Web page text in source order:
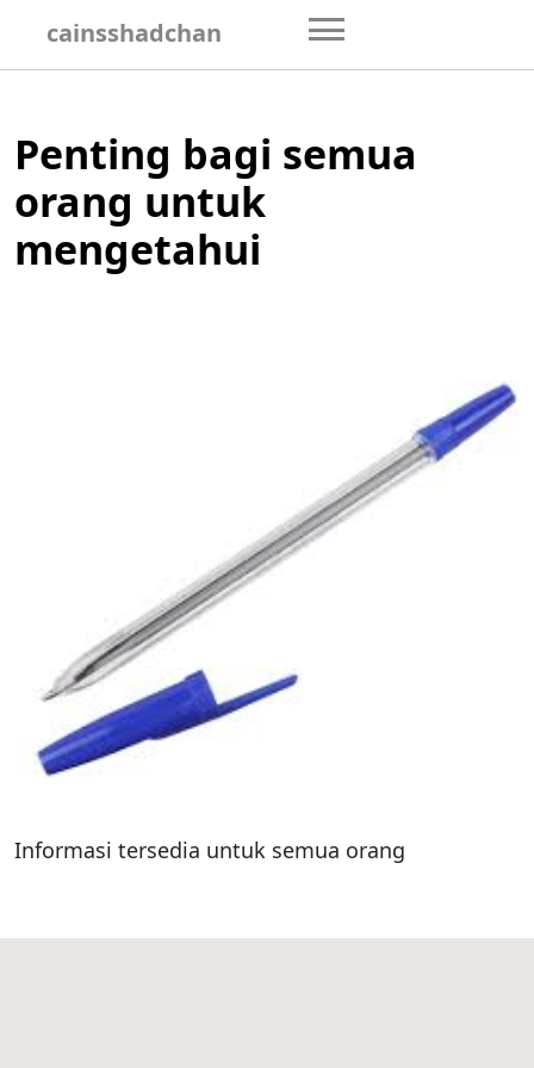
content
cainsshadchan
Penting bagi semua
orang untuk
mengetahui
Informasi tersedia untuk semua orang